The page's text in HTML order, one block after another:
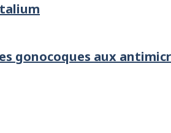
gonocoques aux